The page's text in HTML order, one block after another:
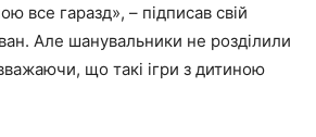
все гаразд», – підписав свій
Але шанувальники не розділили
що такі ігри з дитиною